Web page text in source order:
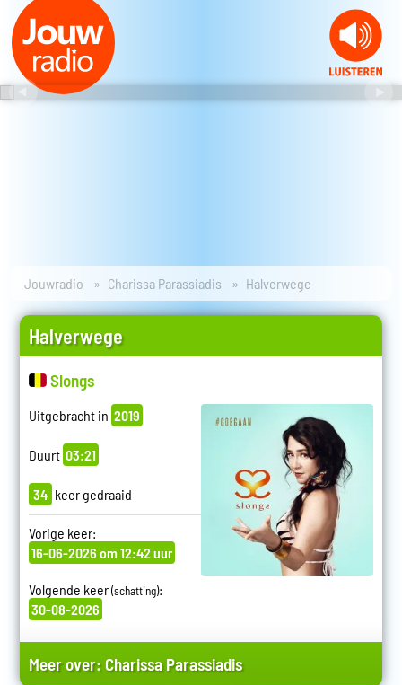
Jouwradio Charissa Parassiadis Halverwege
Halverwege
Slongs
Uitgebracht in 2019
Duurt 03:21
34 keer gedraaid
Vorige keer:
16-06-2026 om 12:42 uur
Volgende keer(schatting):
30-08-2026
Meer over: Charissa Parassiadis